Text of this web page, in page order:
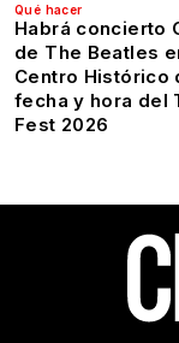
Qué hacer
Habrá concierto
de The Beatles
Centro Histórico
fecha y hora del
Fest 2026